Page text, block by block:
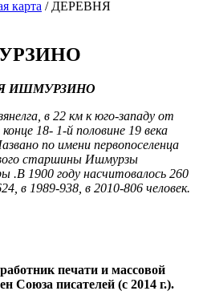
карта / ДЕРЕВНЯ
ИШМУРЗИНО
в 22 км к юго-западу от
18- 1-й половине 19 века
по имени первопоселенца
старшины Ишмурзы
.В 1900 году насчитовалось 260
в 1989-938, в 2010-806 человек.
печати и массовой
Союза писателей (с 2014 г.).